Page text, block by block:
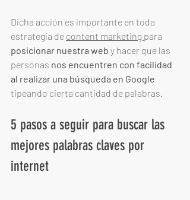
Dicha acción es importante en toda
estrategia de content marketing para
posicionar nuestra web y hacer que las
personas nos encuentren con facilidad
al realizar una búsqueda en Google
tipeando cierta cantidad de palabras.
5 pasos a seguir para buscar las
mejores palabras claves por
internet